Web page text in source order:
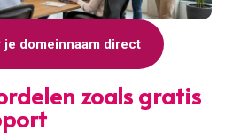
domeinnaam direct
zoals gratis